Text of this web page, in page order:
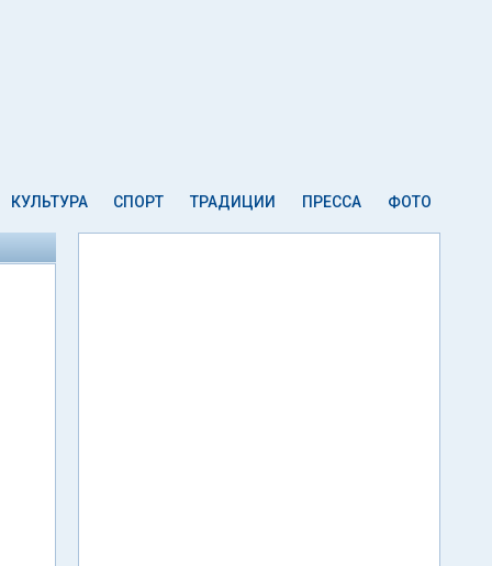
КУЛЬТУРА СПОРТ ТРАДИЦИИ ПРЕССА ФОТО